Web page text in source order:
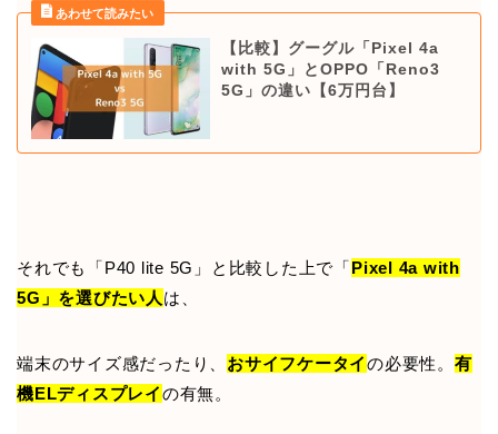
【比較】グーグル「Pixel 4a
with 5G」とOPPO「Reno3
5G」の違い【6万円台】
それでも「P40 lite 5G」と比較した上で「Pixel 4a with
5G」を選びたい人 は、
端末のサイズ感だったり、 おサイフケータイの必要性。有
機ELディスプレイの有無。